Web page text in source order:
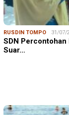
RUSDIN TOMPO 31/07/
SDN Percontohan
Suar…